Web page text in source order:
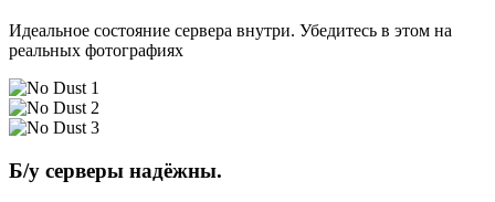
Идеальное состояние сервера внутри. Убедитесь в этом на
реальных фотографиях
Б/у серверы надёжны.